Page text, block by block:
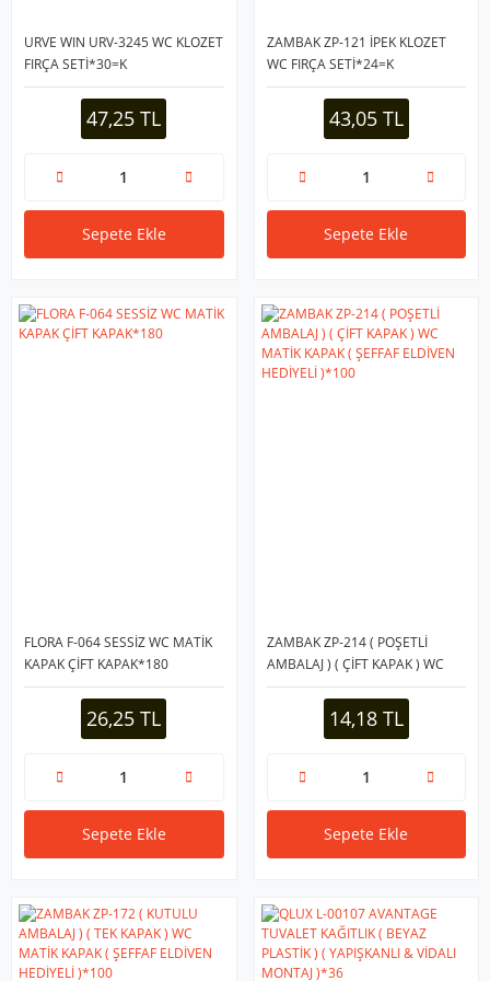
URVE WIN URV-3245 WC KLOZET
FIRÇA SETİ*30=K
47,25 TL
Sepete Ekle
ZAMBAK ZP-121 İPEK KLOZET
WC FIRÇA SETİ*24=K
43,05 TL
Sepete Ekle
FLORA F-064 SESSİZ WC MATİK
KAPAK ÇİFT KAPAK*180
26,25 TL
Sepete Ekle
ZAMBAK ZP-214 ( POŞETLİ
AMBALAJ ) ( ÇİFT KAPAK ) WC
MATİK KAPAK ( ŞEFFAF ELDİVEN
HEDİYELİ )*10014,18 TL
Sepete Ekle